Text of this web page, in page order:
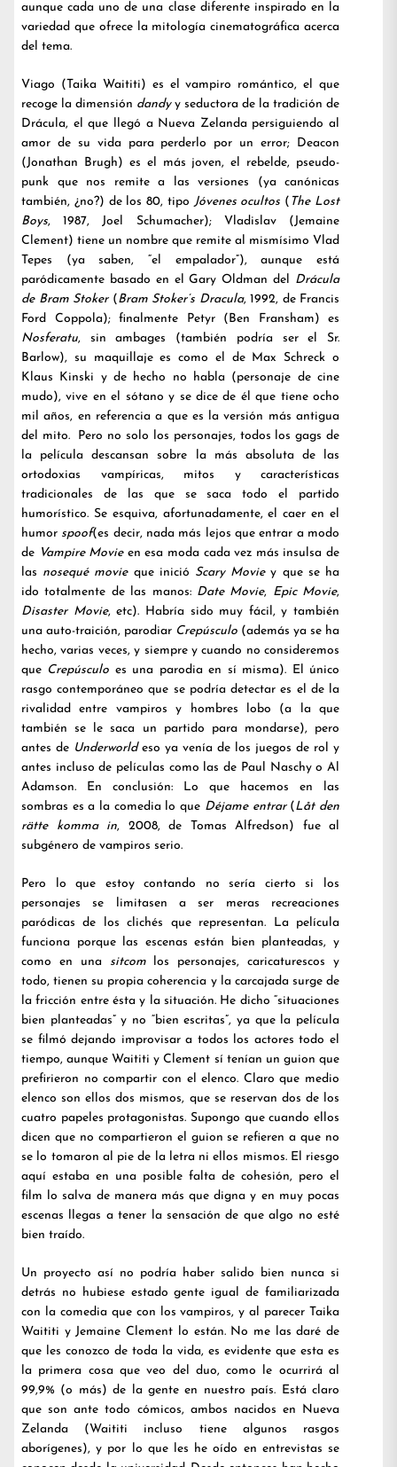
aunque cada uno de una clase diferente inspirado en la
variedad que ofrece la mitología cinematográfica acerca
del tema.
Viago (Taika Waititi) es el vampiro romántico, el que
recoge la dimensión dandyy seductora de la tradición de
Drácula, el que llegó a Nueva Zelanda persiguiendo al
amor de su vida para perderlo por un error; Deacon
(Jonathan Brugh) es el más joven, el rebelde, pseudo-
punk que nos remite a las versiones (ya canónicas
también, ¿no?) de los 80, tipo Jóvenes ocultos ( The Lost
Boys, 1987, Joel Schumacher); Vladislav (Jemaine
Clement) tiene un nombre que remite al mismísimo Vlad
Tepes (ya saben, “el empalador”), aunque está
paródicamente basado en el Gary Oldman del Drácula
de Bram Stoker( Bram Stoker’s Dracula, 1992, de Francis
Ford Coppola); finalmente Petyr (Ben Fransham) es
Nosferatu, sin ambages (también podría ser el Sr.
Barlow), su maquillaje es como el de Max Schreck o
Klaus Kinski y de hecho no habla (personaje de cine
mudo), vive en el sótano y se dice de él que tiene ocho
mil años, en referencia a que es la versión más antigua
del mito. Pero no solo los personajes, todos los gags de
la película descansan sobre la más absoluta de las
ortodoxias vampíricas, mitos y características
tradicionales de las que se saca todo el partido
humorístico. Se esquiva, afortunadamente, el caer en el
humor spoof(es decir, nada más lejos que entrar a modo
de Vampire Movie en esa moda cada vez más insulsa de
las nosequé movieque inició Scary Moviey que se ha
ido totalmente de las manos: Date Movie, Epic Movie,
Disaster Movie, etc). Habría sido muy fácil, y también
una auto-traición, parodiar Crepúsculo (además ya se ha
hecho, varias veces, y siempre y cuando no consideremos
que Crepúsculo es una parodia en sí misma). El único
rasgo contemporáneo que se podría detectar es el de la
rivalidad entre vampiros y hombres lobo (a la que
también se le saca un partido para mondarse), pero
antes de Underworldeso ya venía de los juegos de rol y
antes incluso de películas como las de Paul Naschy o Al
Adamson. En conclusión: Lo que hacemos en las
sombras es a la comedia lo que Déjame entrar( Låt den
rätte komma in, 2008, de Tomas Alfredson) fue al
subgénero de vampiros serio.
Pero lo que estoy contando no sería cierto si los
personajes se limitasen a ser meras recreaciones
paródicas de los clichés que representan. La película
funciona porque las escenas están bien planteadas, y
como en una sitcomlos personajes, caricaturescos y
todo, tienen su propia coherencia y la carcajada surge de
la fricción entre ésta y la situación. He dicho “situaciones
bien planteadas” y no “bien escritas”, ya que la película
se filmó dejando improvisar a todos los actores todo el
tiempo, aunque Waititi y Clement sí tenían un guion que
prefirieron no compartir con el elenco. Claro que medio
elenco son ellos dos mismos, que se reservan dos de los
cuatro papeles protagonistas. Supongo que cuando ellos
dicen que no compartieron el guion se refieren a que no
se lo tomaron al pie de la letra ni ellos mismos. El riesgo
aquí estaba en una posible falta de cohesión, pero el
film lo salva de manera más que digna y en muy pocas
escenas llegas a tener la sensación de que algo no esté
bien traído.
Un proyecto así no podría haber salido bien nunca si
detrás no hubiese estado gente igual de familiarizada
con la comedia que con los vampiros, y al parecer Taika
Waititi y Jemaine Clement lo están. No me las daré de
que les conozco de toda la vida, es evidente que esta es
la primera cosa que veo del duo, como le ocurrirá al
99,9% (o más) de la gente en nuestro país. Está claro
que son ante todo cómicos, ambos nacidos en Nueva
Zelanda (Waititi incluso tiene algunos rasgos
aborígenes), y por lo que les he oído en entrevistas se